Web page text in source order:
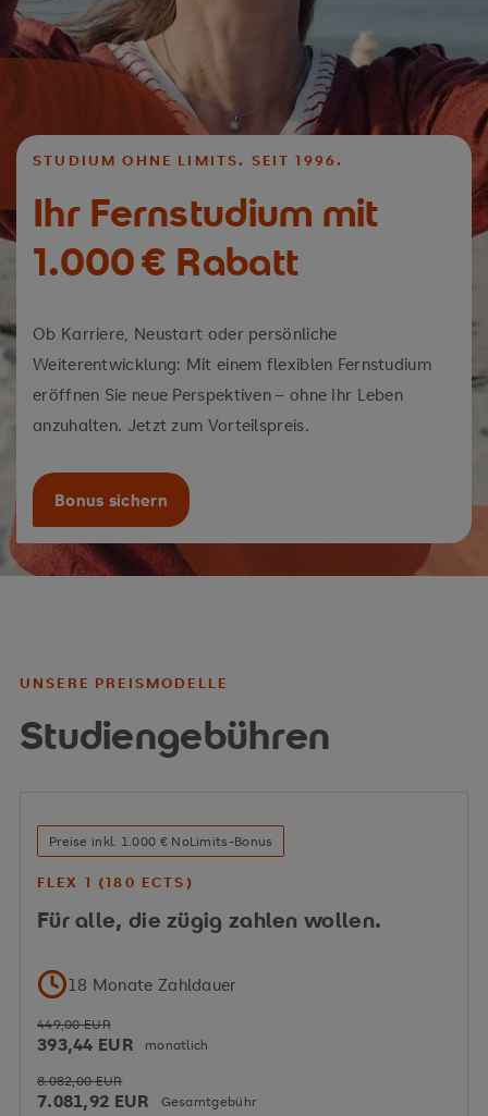
STUDIUM OHNE LIMITS. SEIT 1996.
Ihr Fernstudium mit
1.000 € Rabatt
Ob Karriere, Neustart oder persönliche
Weiterentwicklung: Mit einem flexiblen Fernstudium
eröffnen Sie neue Perspektiven – ohne Ihr Leben
anzuhalten. Jetzt zum Vorteilspreis.
Bonus sichern
UNSERE PREISMODELLE
Studiengebühren
Preise inkl. 1.000 € NoLimits-Bonus
FLEX 1 (180 ECTS)
Für alle, die zügig zahlen wollen.
18 Monate Zahldauer
449,00 EUR
393,44 EUR monatlich
8.082,00 EUR
7.081,92 EUR Gesamtgebühr